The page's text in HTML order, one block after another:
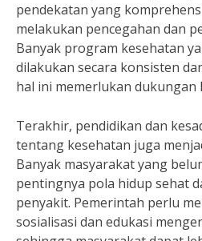
pendekatan yang
melakukan pencegahan dan
Banyak program kesehatan
dilakukan secara konsisten
hal ini memerlukan dukungan
Terakhir, pendidikan dan
tentang kesehatan juga
Banyak masyarakat yang
pentingnya pola hidup sehat
penyakit. Pemerintah perlu
sosialisasi dan edukasi